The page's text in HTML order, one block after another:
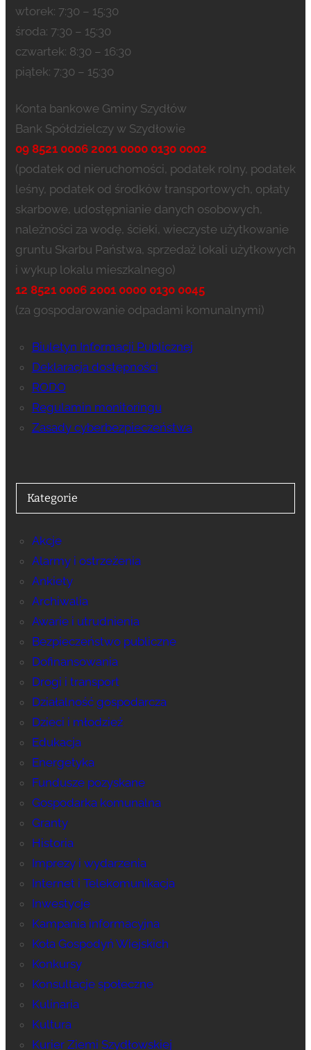
wtorek: 7:30 – 15:30
środa: 7:30 – 15:30
czwartek: 8:30 – 16:30
piątek: 7:30 – 15:30
Konta bankowe Gminy Szydłów
Bank Spółdzielczy w Szydłowie
09 8521 0006 2001 0000 0130 0002
(podatek od nieruchomości, podatek rolny, podatek
leśny, podatek od środków transportowych, opłaty
skarbowe, udostępnianie danych osobowych,
należności za wodę, ścieki, wieczyste użytkowanie
gruntu Skarbu Państwa, sprzedaż lokali użytkowych
i wykup lokalu mieszkalnego)
12 8521 0006 2001 0000 0130 0045
(za gospodarowanie odpadami komunalnymi)
Biuletyn Informacji Publicznej
Deklaracja dostępności
RODO
Regulamin monitoringu
Zasady cyberbezpieczeństwa
Kategorie
Akcje
Alarmy i ostrzeżenia
Ankiety
Archiwalia
Awarie i utrudnienia
Bezpieczeństwo publiczne
Dofinansowania
Drogi i transport
Działalność gospodarcza
Dzieci i młodzież
Edukacja
Energetyka
Fundusze pozyskane
Gospodarka komunalna
Granty
Historia
Imprezy i wydarzenia
Internet i Telekomunikacja
Inwestycje
Kampania informacyjna
Koła Gospodyń Wiejskich
Konkursy
Konsultacje społeczne
Kulinaria
Kultura
Kurier Ziemi Szydłowskiej